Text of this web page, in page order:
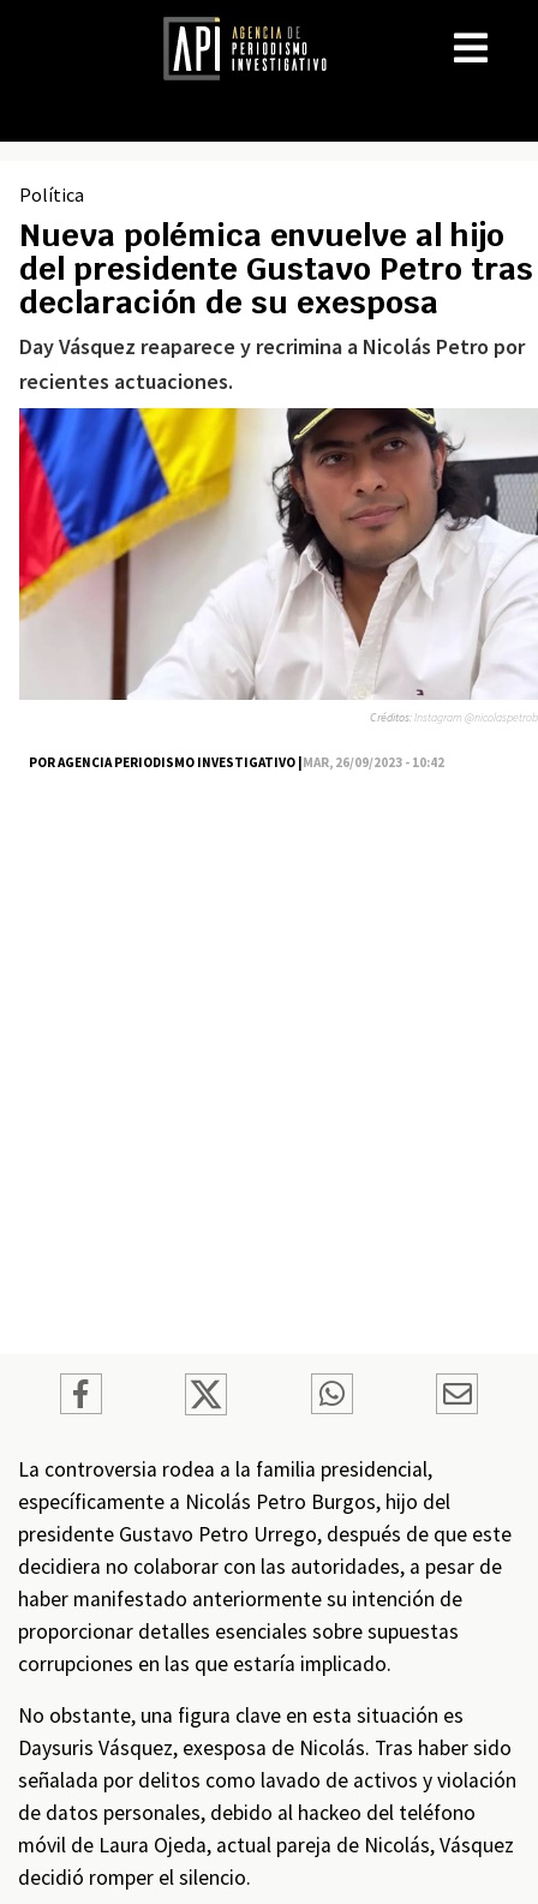
Política
Nueva polémica envuelve al hijo
del presidente Gustavo Petro tras
declaración de su exesposa
Day Vásquez reaparece y recrimina a Nicolás Petro por
recientes actuaciones.
POR AGENCIA PERIODISMO INVESTIGATIVO |MAR, 26/09/2023 - 10:42
Créditos:Instagram @nicolaspetrob
La controversia rodea a la familia presidencial,
específicamente a Nicolás Petro Burgos, hijo del
presidente Gustavo Petro Urrego, después de que este
decidiera no colaborar con las autoridades, a pesar de
haber manifestado anteriormente su intención de
proporcionar detalles esenciales sobre supuestas
corrupciones en las que estaría implicado.
No obstante, una figura clave en esta situación es
Daysuris Vásquez, exesposa de Nicolás. Tras haber sido
señalada por delitos como lavado de activos y violación
de datos personales, debido al hackeo del teléfono
móvil de Laura Ojeda, actual pareja de Nicolás, Vásquez
decidió romper el silencio.